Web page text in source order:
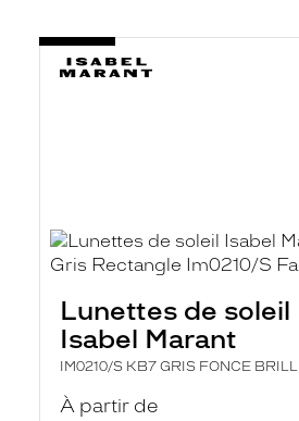
Lunettes de soleil
Isabel Marant
IM0210/S KB7 GRIS FONCE BRILL
À partir de